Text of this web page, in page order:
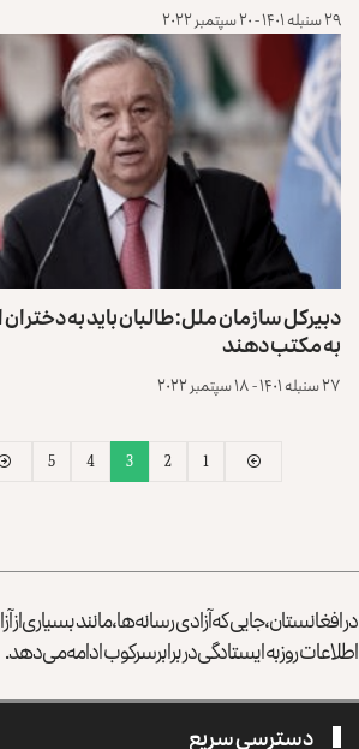
۲۹ سنبله ۱۴۰۱ - ۲۰ سپتمبر ۲۰۲۲
دبیرکل سازمان ملل: طالبان بايد به
به مکتب دهند
۲۷ سنبله ۱۴۰۱ - ۱۸ سپتمبر ۲۰۲۲
1
2
3
4
5
در افغانستان، جایی که آزادی رسانه‌ها، مانند
اطلاعات روز به ایستادگی در برابر سرکوب ادامه می‌دهد.
دسترسی سریع